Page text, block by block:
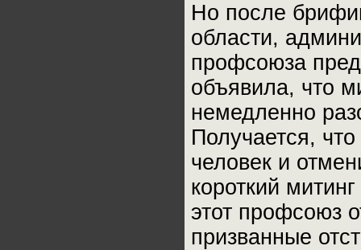
Но после
области,
профсоюза
объявила, что
немедленно
Получается,
человек и
короткий
этот профсоюз
призванные